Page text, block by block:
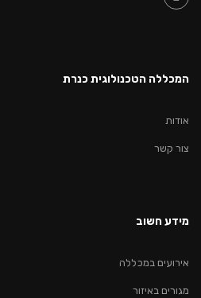
המכללה הטכנולוגית כנרת
אודות
צור קשר
מידע חשוב
אירועים במכללה
מגורים באיזור